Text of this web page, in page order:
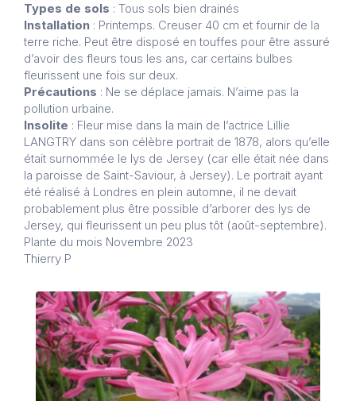
Types de sols : Tous sols bien drainés
Installation : Printemps. Creuser 40 cm et fournir de la
terre riche. Peut être disposé en touffes pour être assuré
d’avoir des fleurs tous les ans, car certains bulbes
fleurissent une fois sur deux.
Précautions : Ne se déplace jamais. N’aime pas la
pollution urbaine.
Insolite : Fleur mise dans la main de l’actrice Lillie
LANGTRY dans son célèbre portrait de 1878, alors qu’elle
était surnommée le lys de Jersey (car elle était née dans
la paroisse de Saint-Saviour, à Jersey). Le portrait ayant
été réalisé à Londres en plein automne, il ne devait
probablement plus être possible d’arborer des lys de
Jersey, qui fleurissent un peu plus tôt (août-septembre).
Plante du mois Novembre 2023
Thierry P